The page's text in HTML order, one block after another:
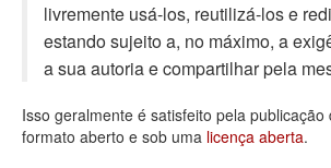
Processo Legislativo
Deputados Estaduais
Administração
Legislação
livremente usá-los, reutilizá-los e
estando sujeito a, no máximo, a
a sua autoria e compartilhar pela
Isso geralmente é satisfeito pela publicação
formato aberto e sob uma licença aberta.